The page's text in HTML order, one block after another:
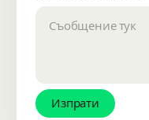
Изпрати